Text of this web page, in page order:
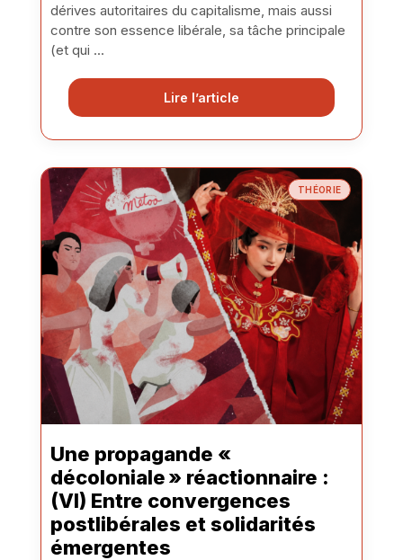
dérives autoritaires du capitalisme, mais aussi
contre son essence libérale, sa tâche principale
(et qui ...
Lire l’article
THÉORIE
Une propagande «
décoloniale » réactionnaire :
(VI) Entre convergences
postlibérales et solidarités
émergentes